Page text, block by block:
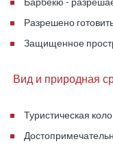
просторную
видом на сад и
потолки,
уюта и роскоши.
Из гостиной
площадью
Разрешено
Защищенное
Вид и природная
Туристическая